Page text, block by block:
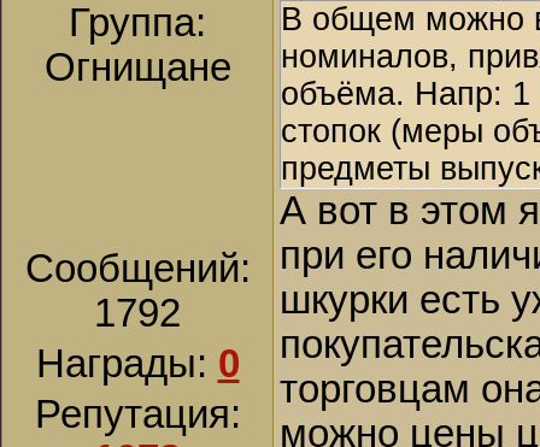
Группа:
Огнищане
Сообщений:
1792
Награды: 0
Репутация:
В общем можно
номиналов,
объёма. Напр: 1
стопок (меры
предметы
А вот в этом
при его
шкурки есть
торговцам
можно цены